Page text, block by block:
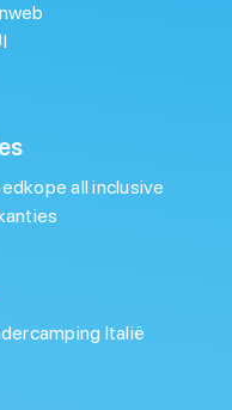
all inclusive
Italië